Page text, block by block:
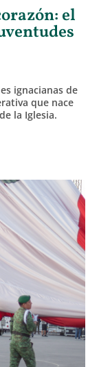
el
ignacianas de
que nace
la Iglesia.